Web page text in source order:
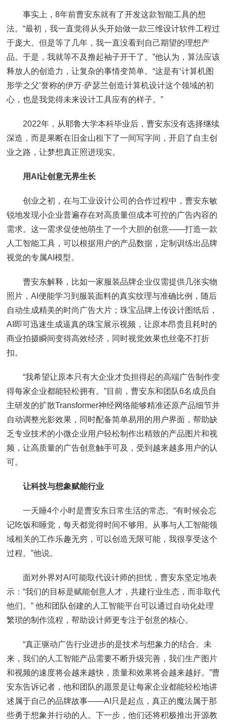
事实上，8年前曹安东就有了开发这款智能工具的想
法。“最初，我一直觉得从头开始做一款三维设计软件工程过
于庞大。但是等了几年，我一直没看到自己期望的理想产
品。于是，我就等不及撸起袖子开干了。”他认为，算法应该
释放人的创造力，让复杂的事情变简单。“这是有‘计算机图
形学之父’誉称的伊万·萨瑟兰创造计算机设计这个领域的初
心，也是我觉得未来设计工具应有的样子。”
2022年，从耶鲁大学本科毕业后，曹安东没有选择继续
深造，而是果断在旧金山租下了一间写字间，开启了自主创
业之路，让梦想真正照进现实。
用AI让创意无界生长
创业之初，在与工业设计公司的合作过程中，曹安东敏
锐地发现小企业普遍存在对高质量但成本可控的广告内容的
需求。这一需求促使他萌生了一个大胆的创意——打造一款
人工智能工具，可以根据用户的产品数据，定制训练出品牌
视觉的专属AI模型。
曹安东解释，比如一家服装品牌企业仅需提供几张实物
照片，AI便能学习到服装面料的真实纹理与准确比例，随后
自动生成精美的时尚广告大片；珠宝品牌上传设计图纸后，
AI即可迅速生成逼真的珠宝展示视频，让原本昂贵且耗时的
商业拍摄瞬间变得高效经济，同时视觉效果也丝毫不打折
扣。
“我希望让原本只有大企业才负担得起的高端广告制作变
得每家企业都能轻松拥有。”目前，曹安东和团队6名成员自
主研发的扩散Transformer神经网络能够精准还原产品细节并
自动调整光影效果，同时配备简单易用的用户界面，帮助缺
乏专业技术的小微企业用户轻松制作出精致的产品图片和视
频，让高质量的广告创意触手可及，受到越来越多用户的认
可。
让科技与想象赋能行业
一天睡4个小时是曹安东日常生活的常态。“有时候会忘
记吃饭和睡觉，每天都觉得时间不够用。从事与人工智能领
域相关的工作乐趣无穷，可以创造无限可能，我很享受这个
过程。”他说。
面对外界对AI可能取代设计师的担忧，曹安东坚定地表
示：“我们的目标是赋能创意人才，共建行业生态，而非取代
他们。” 他和团队创建的人工智能平台可以通过自动化处理
繁琐的制作流程，帮助设计师更专注于创意的核心。
“真正驱动广告行业进步的是技术与想象力的结合。未
来，我们的人工智能产品需要不断升级完善，我们生产图片
和视频的速度将会越来越快，质量和效果将会越来越好。”曹
安东告诉记者，他和团队的愿景是让每家企业都能轻松地讲
述属于自己的品牌故事——AI只是起点，真正的魔法属于那
些勇于想象并行动的人。下一步，他们还将积极推出开源教